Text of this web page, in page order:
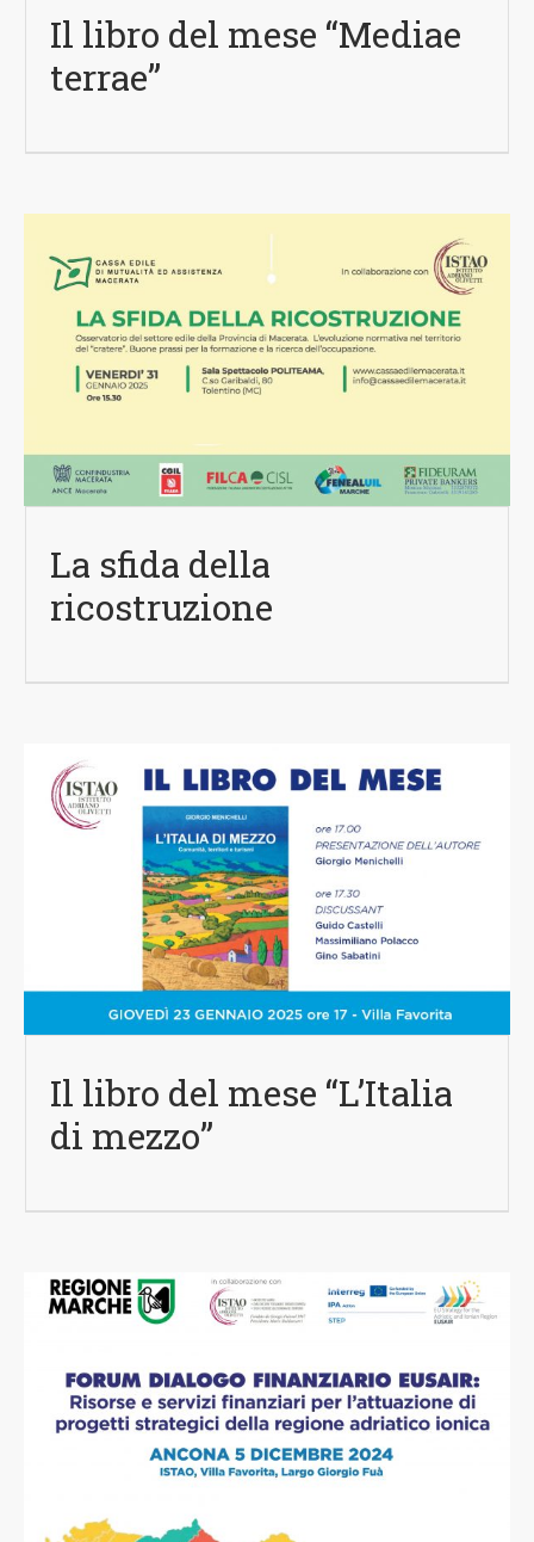
Il libro del mese “Mediae
terrae”
La sfida della
ricostruzione
Il libro del mese “L’Italia
di mezzo”